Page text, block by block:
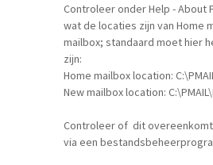
Controleer onder Help - About
wat de locaties zijn van Home
mailbox; standaard moet hier
zijn:
Home mailbox location:
New mailbox location:
Controleer of dit
via een